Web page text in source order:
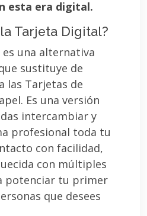
esta era digital.
Tarjeta Digital?
es una alternativa
sustituye de
las Tarjetas de
Es una versión
intercambiar y
profesional toda tu
con facilidad,
con múltiples
potenciar tu primer
que desees